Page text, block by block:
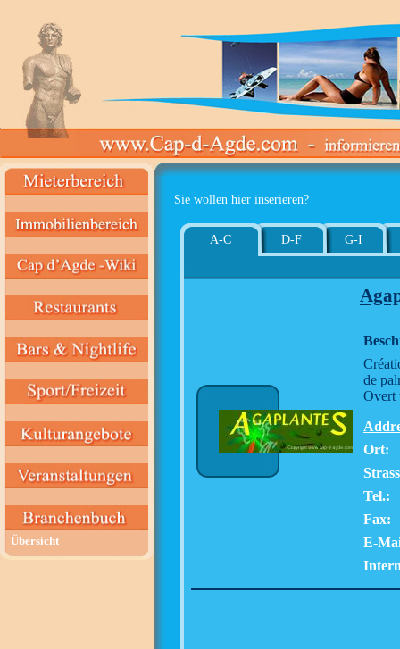
Übersicht
Sie wollen hier inserieren?
A-C D-F G-I
de
Overt
Ort:
Tel.:
Fax:
E-